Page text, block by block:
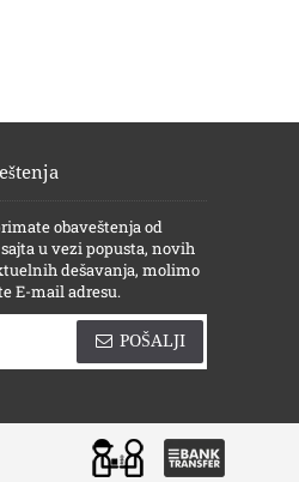
obaveštenja od
u vezi popusta, novih
dešavanja, molimo
E-mail adresu.
POŠALJI